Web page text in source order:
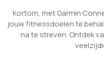
Kortom, met Garmin
jouw fitnessdoelen te
na te streven. Ontdek